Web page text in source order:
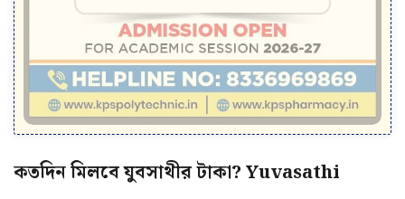
কতদিন মিলবে যুবসাথীর টাকা? Yuvasathi